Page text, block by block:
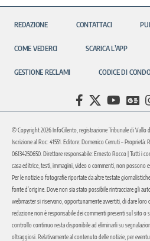
REDAZIONE CONTATTACI
COME VEDERCI SCARICA L’APP
GESTIONE RECLAMI CODICE DI
© Copyright 2026 InfoCilento, registrazione Tribunale di Vallo
Iscrizione al Roc: 41551. Editore: Domenico Cerruti – Proprietà:
06134250650. Direttore responsabile: Ernesto Rocco | Tutti i
casa editrice, testi, immagini, video o commenti, non possono
Per le notizie o fotografie riportate da altre testate
fonte d’origine. Dove non sia stato possibile rintracciare gli
webmaster si riservano, opportunamente avvertiti, di dare loro
redazione non è responsabile dei commenti presenti sul sito o
controllo continuo resta disponibile ad eliminarli su
oltraggiosi. Relativamente al contenuto delle notizie, per